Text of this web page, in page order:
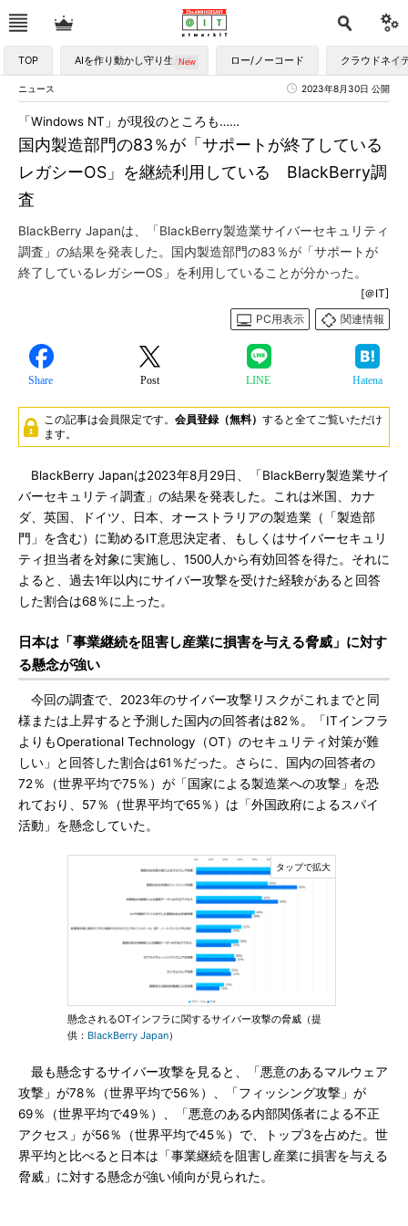
TOP AIを作り動かし守り生かす ロー/ノーコード クラウドネイ
ニュース 2023年8月30日 公開
国内製造部門の83％が「サポートが終了している
レガシーOS」を継続利用している BlackBerry調
査
「Windows NT」が現役のところも……
BlackBerry Japanは、「BlackBerry製造業サイバーセキュリティ
調査」の結果を発表した。国内製造部門の83％が「サポートが
終了しているレガシーOS」を利用していることが分かった。
[＠IT]
PC用表示
関連情報
Share Post LINE Hatena
この記事は会員限定です。 会員登録（無料） すると全てご覧いただけ
ます。
BlackBerry Japanは2023年8月29日、「BlackBerry製造業サイ
バーセキュリティ調査」の結果を発表した。これは米国、カナ
ダ、英国、ドイツ、日本、オーストラリアの製造業（「製造部
門」を含む）に勤めるIT意思決定者、もしくはサイバーセキュリ
ティ担当者を対象に実施し、1500人から有効回答を得た。それに
よると、過去1年以内にサイバー攻撃を受けた経験があると回答
した割合は68％に上った。
日本は「事業継続を阻害し産業に損害を与える脅威」に対す
る懸念が強い
今回の調査で、2023年のサイバー攻撃リスクがこれまでと同
様または上昇すると予測した国内の回答者は82％。「ITインフラ
よりもOperational Technology（OT）のセキュリティ対策が難
しい」と回答した割合は61％だった。さらに、国内の回答者の
72％（世界平均で75％）が「国家による製造業への攻撃」を恐
れており、57％（世界平均で65％）は「外国政府によるスパイ
活動」を懸念していた。
懸念されるOTインフラに関するサイバー攻撃の脅威（提
供： BlackBerry Japan）
最も懸念するサイバー攻撃を見ると、「悪意のあるマルウェア
攻撃」が78％（世界平均で56％）、「フィッシング攻撃」が
69％（世界平均で49％）、「悪意のある内部関係者による不正
アクセス」が56％（世界平均で45％）で、トップ3を占めた。世
界平均と比べると日本は「事業継続を阻害し産業に損害を与える
脅威」に対する懸念が強い傾向が見られた。